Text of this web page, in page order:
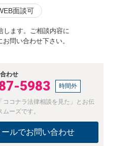
面談可
します。ご相談内容に
問い合わせ下さい。
わせ
5983 時間外
コナラ法律相談を見た」とお伝
ーズです。
ールでお問い合わせ